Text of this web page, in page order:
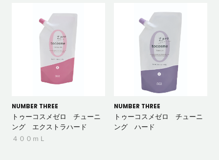
NUMBER THREE
トゥーコスメゼロ チューニ
ング エクストラハード
４００ｍＬ
NUMBER THREE
トゥーコスメゼロ チューニ
ング ハード